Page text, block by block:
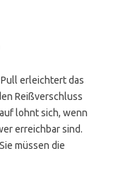
erleichtert das
Reißverschluss
lohnt sich, wenn
erreichbar sind.
müssen die